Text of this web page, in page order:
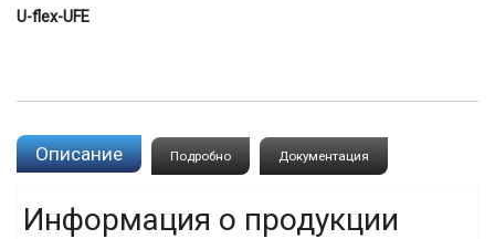
U-flex-UFE
Описание Подробно Документация
Информация о продукции